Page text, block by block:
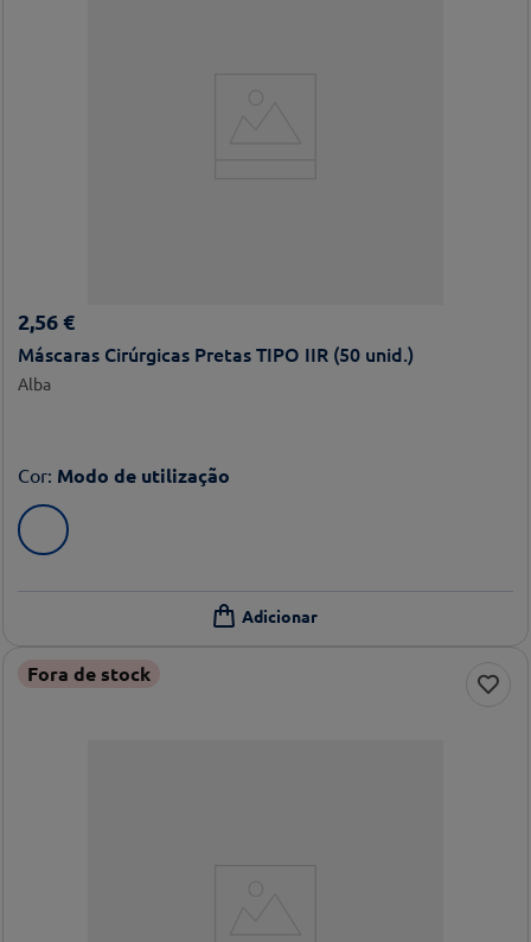
2,56 €
Máscaras Cirúrgicas Pretas TIPO IIR (50 unid.)
Alba
Cor: Modo de utilização
Fora de stock